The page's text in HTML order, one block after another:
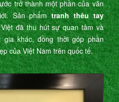
trở thành một phần của văn
Sản phẩmtranh thêu tay
đã thu hút sự quan tâm và
khác, đồng thời góp phần
của Việt Nam trên quốc tế.